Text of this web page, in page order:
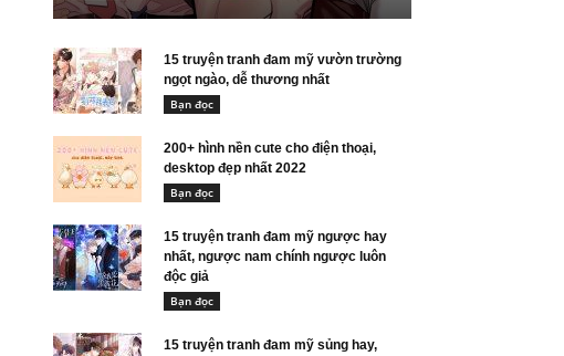
15 truyện tranh đam mỹ vườn trường
ngọt ngào, dễ thương nhất
Bạn đọc
200+ hình nền cute cho điện thoại,
desktop đẹp nhất 2022
Bạn đọc
15 truyện tranh đam mỹ ngược hay
nhất, ngược nam chính ngược luôn
độc giả
Bạn đọc
15 truyện tranh đam mỹ sủng hay,